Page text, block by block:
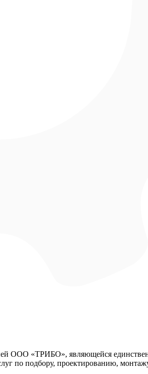
«ТРИБО», являющейся
подбору, проектированию,